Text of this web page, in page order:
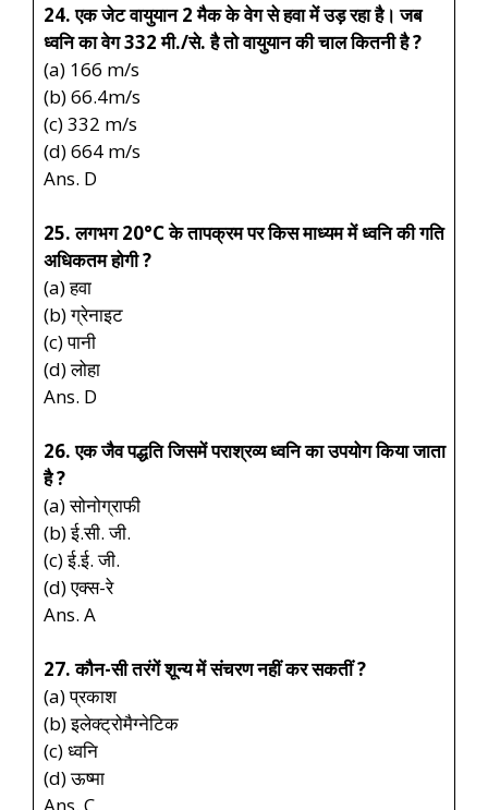
24. एक जेट वायुयान 2 मैक के वेग से हवा में उड़ रहा है। जब
ध्वनि का वेग 332 मी./से. है तो वायुयान की चाल कितनी है ?
(a) 166 m/s
(b) 66.4m/s
(c) 332 m/s
(d) 664 m/s
Ans. D
25. लगभग 20°C के तापक्रम पर किस माध्यम में ध्वनि की गति
अधिकतम होगी ?
(a) हवा
(b) ग्रेनाइट
(c) पानी
(d) लोहा
Ans. D
26. एक जैव पद्धति जिसमें पराश्रव्य ध्वनि का उपयोग किया जाता
है ?
(a) सोनोग्राफी
(b) ई.सी. जी.
(c) ई.ई. जी.
(d) एक्स-रे
Ans. A
27. कौन-सी तरंगें शून्य में संचरण नहीं कर सकतीं ?
(a) प्रकाश
(b) इलेक्ट्रोमैग्नेटिक
(c) ध्वनि
(d) ऊष्मा
Ans. C